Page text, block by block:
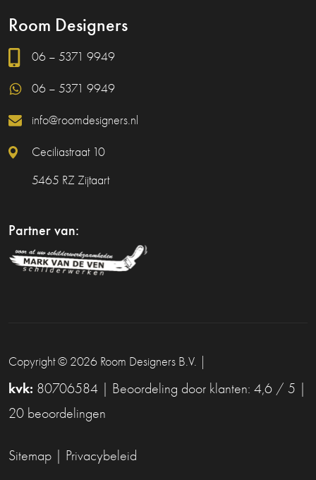
Room Designers
06 – 5371 9949
06 – 5371 9949
info@roomdesigners.nl
Ceciliastraat 10
5465 RZ Zijtaart
Partner van:
Copyright © 2026 Room Designers B.V.
kvk: 80706584 | Beoordeling door klanten: 4,6 / 5 |
20 beoordelingen
Sitemap Privacybeleid